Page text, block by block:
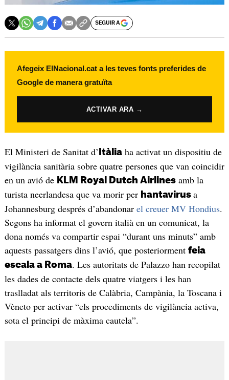
SEGUIR A
Afegeix ElNacional.cat a les teves fonts preferides de
Google de manera gratuïta
ACTIVAR ARA →
El Ministeri de Sanitat d’ Itàliaha activat un dispositiu de
vigilància sanitària sobre quatre persones que van coincidir
en un avió de KLM Royal Dutch Airlinesamb la
turista neerlandesa que va morir per hantavirus a
Johannesburg després d’abandonar el creuer MV Hondius.
Segons ha informat el govern italià en un comunicat, la
dona només va compartir espai “durant uns minuts” amb
aquests passatgers dins l’avió, que posteriorment feia
escala a Roma. Les autoritats de Palazzo han recopilat
les dades de contacte dels quatre viatgers i les han
traslladat als territoris de Calàbria, Campània, la Toscana i
Vèneto per activar “els procediments de vigilància activa,
sota el principi de màxima cautela”.